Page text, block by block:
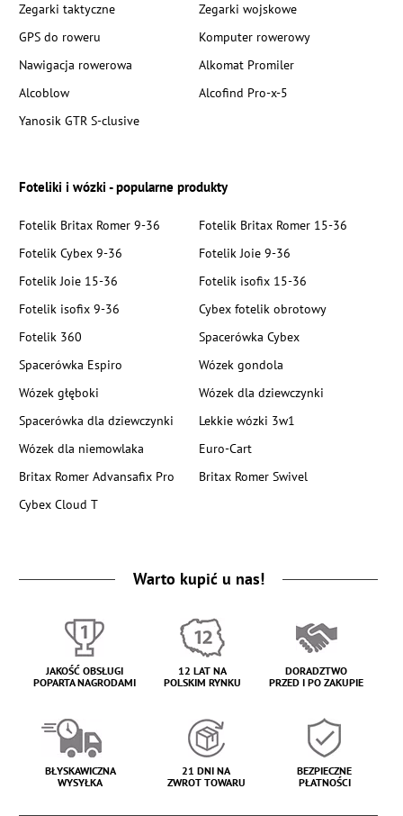
Zegarki taktyczne
Zegarki wojskowe
GPS do roweru
Komputer rowerowy
Nawigacja rowerowa
Alkomat Promiler
Alcoblow
Alcofind Pro-x-5
Yanosik GTR S-clusive
Foteliki i wózki - popularne produkty
Fotelik Britax Romer 9-36
Fotelik Britax Romer 15-36
Fotelik Cybex 9-36
Fotelik Joie 9-36
Fotelik Joie 15-36
Fotelik isofix 15-36
Fotelik isofix 9-36
Cybex fotelik obrotowy
Fotelik 360
Spacerówka Cybex
Spacerówka Espiro
Wózek gondola
Wózek głęboki
Wózek dla dziewczynki
Spacerówka dla dziewczynki
Lekkie wózki 3w1
Wózek dla niemowlaka
Euro-Cart
Britax Romer Advansafix Pro
Britax Romer Swivel
Cybex Cloud T
Warto kupić u nas!
JAKOŚĆ OBSŁUGI
POPARTA NAGRODAMI
12 LAT NA
POLSKIM RYNKU
DORADZTWO
PRZED I PO ZAKUPIE
BŁYSKAWICZNA
WYSYŁKA
21 DNI NA
ZWROT TOWARU
BEZPIECZNE
PŁATNOŚCI